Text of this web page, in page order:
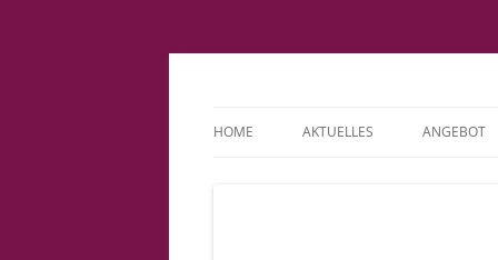
HOME AKTUELLES ANGEBOT